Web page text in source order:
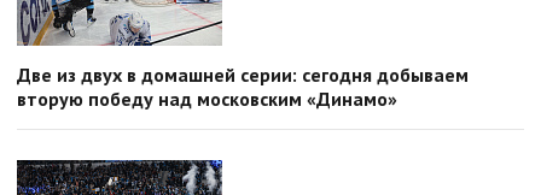
Две из двух в домашней серии: сегодня добываем
вторую победу над московским «Динамо»